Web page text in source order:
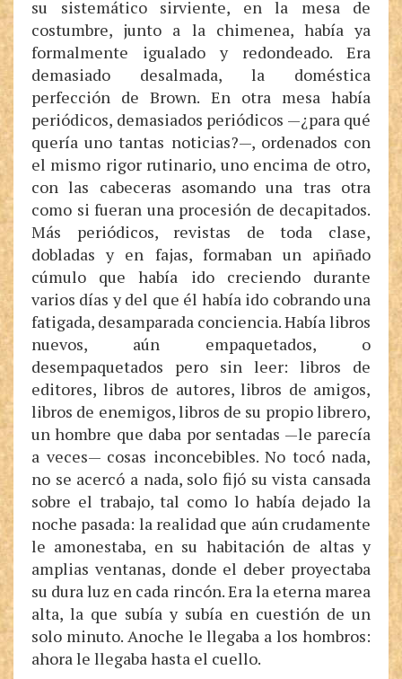
su sistemático sirviente, en la mesa de
costumbre, junto a la chimenea, había ya
formalmente igualado y redondeado. Era
demasiado desalmada, la doméstica
perfección de Brown. En otra mesa había
periódicos, demasiados periódicos —¿para qué
quería uno tantas noticias?—, ordenados con
el mismo rigor rutinario, uno encima de otro,
con las cabeceras asomando una tras otra
como si fueran una procesión de decapitados.
Más periódicos, revistas de toda clase,
dobladas y en fajas, formaban un apiñado
cúmulo que había ido creciendo durante
varios días y del que él había ido cobrando una
fatigada, desamparada conciencia. Había libros
nuevos, aún empaquetados, o
desempaquetados pero sin leer: libros de
editores, libros de autores, libros de amigos,
libros de enemigos, libros de su propio librero,
un hombre que daba por sentadas —le parecía
a veces— cosas inconcebibles. No tocó nada,
no se acercó a nada, solo fijó su vista cansada
sobre el trabajo, tal como lo había dejado la
noche pasada: la realidad que aún crudamente
le amonestaba, en su habitación de altas y
amplias ventanas, donde el deber proyectaba
su dura luz en cada rincón. Era la eterna marea
alta, la que subía y subía en cuestión de un
solo minuto. Anoche le llegaba a los hombros:
ahora le llegaba hasta el cuello.